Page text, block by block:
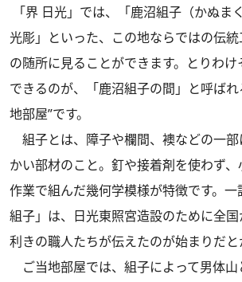
「界 日光」では、「鹿沼組子（かぬま
光彫」といった、この地ならではの伝
の随所に見ることができます。とりわ
できるのが、「鹿沼組子の間」と呼ばれ
地部屋”です。
組子とは、障子や欄間、襖などの一
かい部材のこと。釘や接着剤を使わず
作業で組んだ幾何学模様が特徴です。
組子」は、日光東照宮造設のために全
利きの職人たちが伝えたのが始まりだと
ご当地部屋では、組子によって男体山